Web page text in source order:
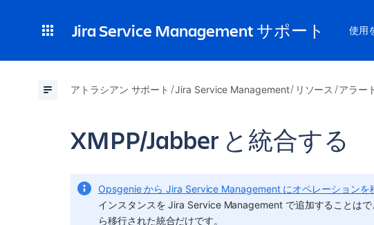
Jira Service Management サポート 使用
アトラシアン サポート Jira Service Management リソース アラー
XMPP/Jabber と統合する
Opsgenie から Jira Service Management にオペレーションを
インスタンスを Jira Service Management で追加することは
ら移行された統合だけです。